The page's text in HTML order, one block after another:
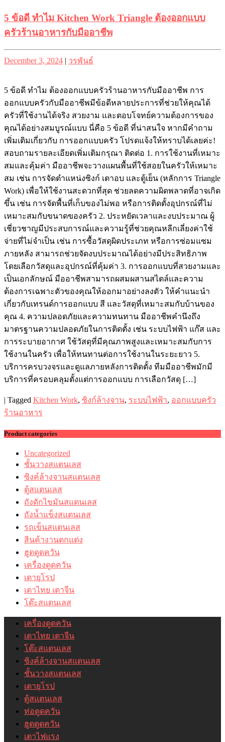
5 ข้อดี ทำไม Kitchen Work Triangle ต้องออกแบบ
ครัวร้านอาหารกับมืออาชีพ
Posted
on
December 3, 2024 | Posted
on
วรพันธ์
5 ข้อดี ทำไม ต้องออกแบบครัวร้านอาหารกับมืออาชีพ การ
ออกแบบครัวกับมืออาชีพมีข้อดีหลายประการที่ช่วยให้คุณได้
ครัวที่ใช้งานได้จริง สวยงาม และตอบโจทย์ความต้องการของ
คุณได้อย่างสมบูรณ์แบบ นี่คือ 5 ข้อดี ที่น่าสนใจ หากมีคำถาม
เพิ่มเติมเกี่ยวกับ การออกแบบครัว โปรดแจ้งให้ทราบได้เลยค่ะ!
สอบถามรายละเอียดเพิ่มเติมกรุณา ติดต่อ 1. การใช้งานที่เหมาะ
สมและคุ้มค่า มืออาชีพจะวางแผนพื้นที่ใช้สอยในครัวให้เหมาะ
สม เช่น การจัดตำแหน่งซิงก์ เตาอบ และตู้เย็น (หลักการ Triangle
Work) เพื่อให้ใช้งานสะดวกที่สุด ช่วยลดความผิดพลาดที่อาจเกิด
ขึ้น เช่น การจัดพื้นที่เก็บของไม่พอ หรือการติดตั้งอุปกรณ์ที่ไม่
เหมาะสมกับขนาดของครัว 2. ประหยัดเวลาและงบประมาณ ผู้
เชี่ยวชาญมีประสบการณ์และความรู้ที่ช่วยคุณหลีกเลี่ยงค่าใช้
จ่ายที่ไม่จำเป็น เช่น การซื้อวัสดุผิดประเภท หรือการซ่อมแซม
ภายหลัง สามารถช่วยจัดงบประมาณได้อย่างมีประสิทธิภาพ
โดยเลือกวัสดุและอุปกรณ์ที่คุ้มค่า 3. การออกแบบที่สวยงามและ
เป็นเอกลักษณ์ มืออาชีพสามารถผสมผสานสไตล์และความ
ต้องการเฉพาะตัวของคุณให้ออกมาอย่างลงตัว ให้คำแนะนำ
เกี่ยวกับเทรนด์การออกแบบ สี และวัสดุที่เหมาะสมกับบ้านของ
คุณ 4. ความปลอดภัยและความทนทาน มืออาชีพคำนึงถึง
มาตรฐานความปลอดภัยในการติดตั้ง เช่น ระบบไฟฟ้า แก๊ส และ
การระบายอากาศ ใช้วัสดุที่มีคุณภาพสูงและเหมาะสมกับการ
ใช้งานในครัว เพื่อให้ทนทานต่อการใช้งานในระยะยาว 5.
บริการครบวงจรและดูแลภายหลังการติดตั้ง ทีมมืออาชีพมักมี
บริการที่ครอบคลุมตั้งแต่การออกแบบ การเลือกวัสดุ […]
| Tagged Kitchen Work, ซิงก์ล้างจาน, ระบบไฟฟ้า, ออกแบบครัว
ร้านอาหาร
Product categories
Uncategorized
ชั้นวางสแตนเลส
ซิงค์ล้างจานสแตนเลส
ตู้สแตนเลส
ถังดักไขมันสแตนเลส
ถังน้ำแข็งสแตนเลส
รถเข็นสแตนเลส
สินค้างานตกแต่ง
ฮูดดูดควัน
เครื่องดูดควัน
เตายุโรป
เตาไทย เตาจีน
โต๊ะสแตนเลส
เครื่องดูดควัน
เตาไทย เตาจีน
โต๊ะสแตนเลส
ซิงค์ล้างจานสแตนเลส
ชั้นวางสแตนเลส
เตายุโรป
ตู้สแตนเลส
ท่อดูดควัน
ฮูดดูดควัน
เตาไฟแรง